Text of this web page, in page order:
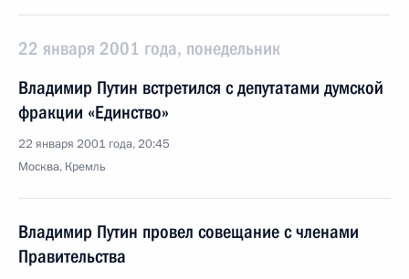
22 января 2001 года, понедельник
Владимир Путин встретился с депутатами думской
фракции «Единство»
22 января 2001 года, 20:45
Москва, Кремль
Владимир Путин провел совещание с членами
Правительства